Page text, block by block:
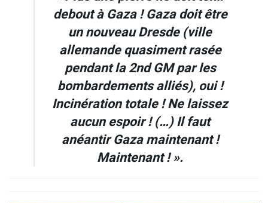
debout à Gaza ! Gaza doit être
un nouveau Dresde (ville
allemande quasiment rasée
pendant la 2nd GM par les
bombardements alliés), oui !
Incinération totale ! Ne laissez
aucun espoir ! (…) Il faut
anéantir Gaza maintenant !
Maintenant ! ».